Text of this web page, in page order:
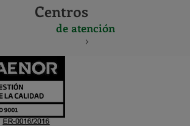
Centros
de atención